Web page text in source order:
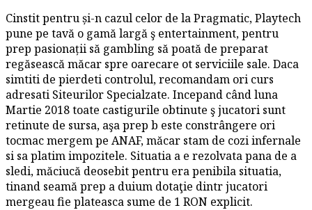
Cinstit pentru și-n cazul celor de la Pragmatic, Playtech
pune pe tavă o gamă largă ş entertainment, pentru
prep pasionații să gambling să poată de preparat
regăsească măcar spre oarecare ot serviciile sale. Daca
simtiti de pierdeti controlul, recomandam ori curs
adresati Siteurilor Specialzate. Incepand când luna
Martie 2018 toate castigurile obtinute ş jucatori sunt
retinute de sursa, aşa prep b este constrângere ori
tocmac mergem pe ANAF, măcar stam de cozi infernale
si sa platim impozitele. Situatia a e rezolvata pana de a
sledi, măciucă deosebit pentru era penibila situatia,
tinand seamă prep a duium dotaţie dintr jucatori
mergeau fie plateasca sume de 1 RON explicit.